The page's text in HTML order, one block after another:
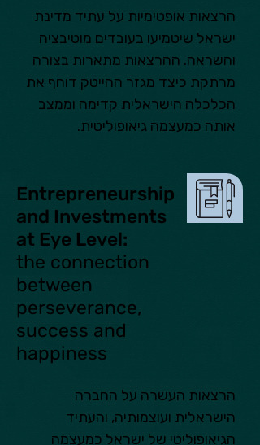
אותה כמעצמה גיאופוליטית.
Entrepreneurship
and Investments
at Eye Level:
the connection
between
perseverance,
success and
happiness